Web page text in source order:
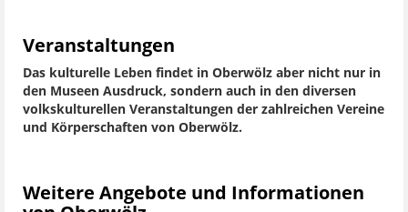
Veranstaltungen
Das kulturelle Leben findet in Oberwölz aber nicht nur in
den Museen Ausdruck, sondern auch in den diversen
volkskulturellen Veranstaltungen der zahlreichen Vereine
und Körperschaften von Oberwölz.
Weitere Angebote und Informationen